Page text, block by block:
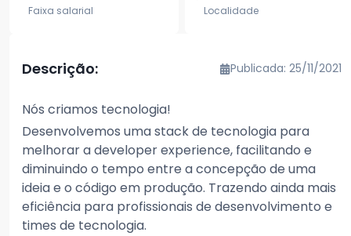
Faixa salarial Localidade
Descrição: Publicada: 25/11/2021
Nós criamos tecnologia!
Desenvolvemos uma stack de tecnologia para
melhorar a developer experience, facilitando e
diminuindo o tempo entre a concepção de uma
ideia e o código em produção. Trazendo ainda mais
eficiência para profissionais de desenvolvimento e
times de tecnologia.